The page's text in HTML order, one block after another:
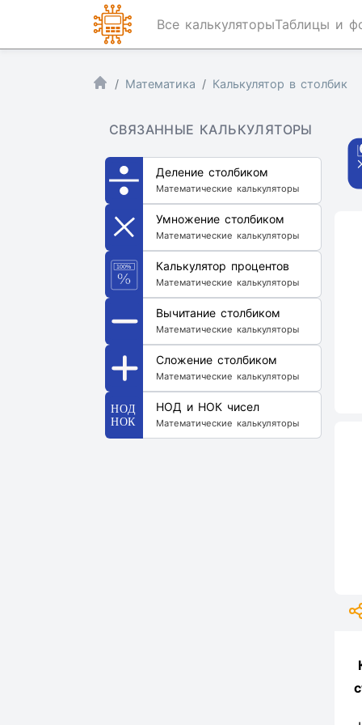
Все калькуляторыТаблицы и
Математика Калькулятор в столбик
СВЯЗАННЫЕ КАЛЬКУЛЯТОРЫ
Деление столбиком
Математические калькуляторы
Умножение столбиком
Математические калькуляторы
Калькулятор процентов
Математические калькуляторы
Вычитание столбиком
Математические калькуляторы
Сложение столбиком
Математические калькуляторы
НОД и НОК чисел
Математические калькуляторы